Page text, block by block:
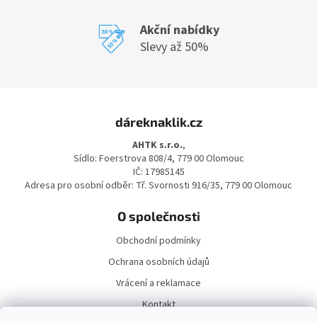
Akční nabídky
Slevy až 50%
dáreknaklik.cz
AHTK s.r.o.,
Sídlo: Foerstrova 808/4, 779 00 Olomouc
IČ: 17985145
Adresa pro osobní odběr: Tř. Svornosti 916/35, 779 00 Olomouc
O společnosti
Obchodní podmínky
Ochrana osobních údajů
Vrácení a reklamace
Kontakt